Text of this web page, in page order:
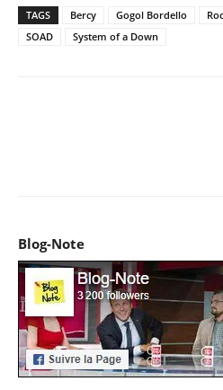
TAGS Bercy Gogol Bordello
SOAD
System of a Down
Blog-Note